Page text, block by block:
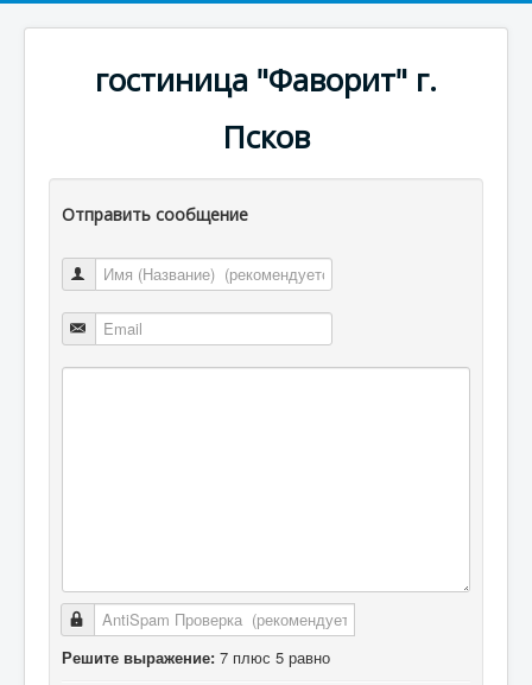
гостиница "Фаворит" г.
Псков
Отправить сообщение
Имя (Название)
Email
AntiSpam Проверка
Решите выражение: 7 плюс 5 равно